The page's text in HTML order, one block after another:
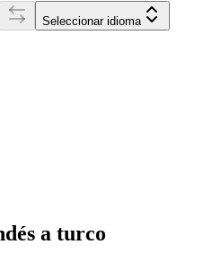
Seleccionar idioma
a turco